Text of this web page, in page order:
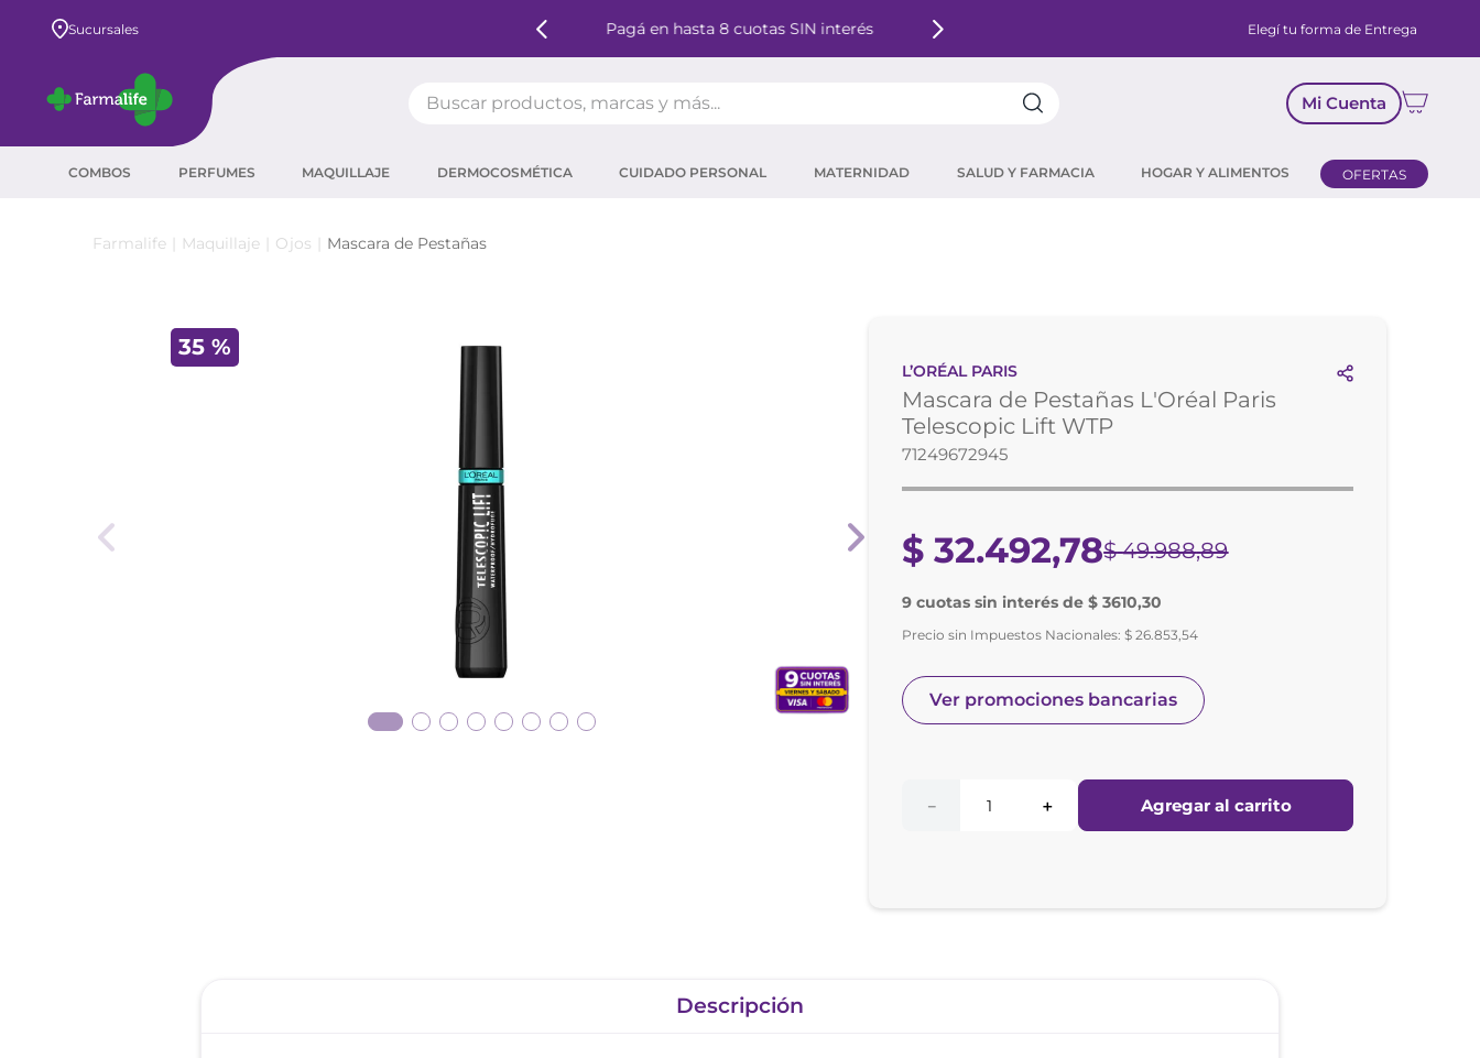
Sucursales Pagá en hasta 8 cuotas SIN interés Elegí tu forma de Entrega
Mi Cuenta
COMBOS PERFUMES MAQUILLAJE DERMOCOSMÉTICA CUIDADO PERSONAL MATERNIDAD SALUD Y FARMACIA HOGAR Y ALIMENTOS OFERTAS
Maquillaje Ojos Mascara de Pestañas
35 %
L’ORÉAL PARIS
Mascara de Pestañas L'Oréal Paris
Telescopic Lift WTP
71249672945
$ 32.492,78$ 49.988,89
9 cuotas sin interés de $ 3610,30
Precio sin Impuestos Nacionales:$ 26.853,54
Ver promociones bancarias
＋
－ Agregar al carrito
Descripción
proteina
agua micelar
corrector
mascara pestañas
retinol
tintura